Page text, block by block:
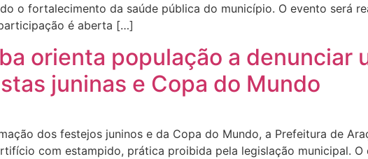
o fortalecimento da saúde pública do município. O evento será
é aberta […]
orienta população a denunciar
juninas e Copa do Mundo
dos festejos juninos e da Copa do Mundo, a Prefeitura de
com estampido, prática proibida pela legislação municipal.